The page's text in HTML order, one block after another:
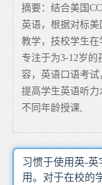
摘要：结合美国
英语，根据对标
教学，技校学生在
专注于为3-12岁
容，英语口语考
提高学生英语听
不同年龄授课,
习惯于使用英-
用。对于在校的